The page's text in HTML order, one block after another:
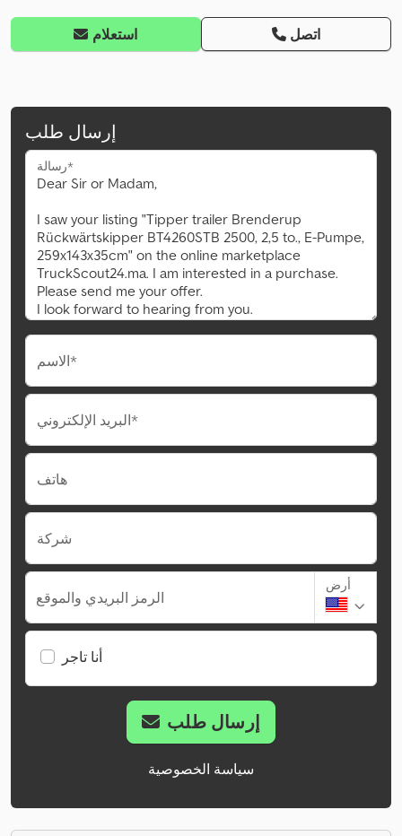
استعلام اتصل
إرسال طلب
رسالة*
الاسم*
البريد الإلكتروني*
هاتف
شركة
الرمز البريدي والموقع
أرض
أنا تاجر
إرسال طلب
سياسة الخصوصية